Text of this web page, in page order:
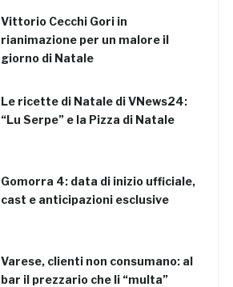
Vittorio Cecchi Gori in
rianimazione per un malore il
giorno di Natale
Le ricette di Natale di VNews24:
“Lu Serpe” e la Pizza di Natale
Gomorra 4: data di inizio ufficiale,
cast e anticipazioni esclusive
Varese, clienti non consumano: al
bar il prezzario che li “multa”